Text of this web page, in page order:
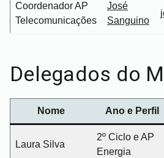
Coordenador AP
Telecomunicações
José
Sanguino
Delegados do
Nome Ano e Perfil
Laura Silva
2º Ciclo e AP
Energia